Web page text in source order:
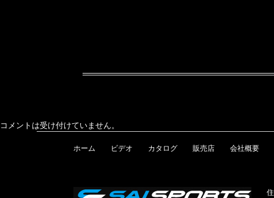
コメントは受け付けていません。
ホーム ビデオ カタログ 販売店 会社概要